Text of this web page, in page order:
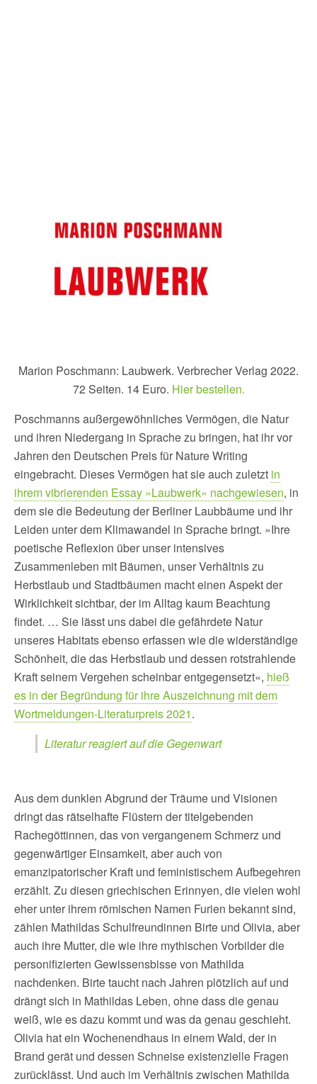
Marion Poschmann: Laubwerk. Verbrecher Verlag 2022.
72 Seiten. 14 Euro. Hier bestellen.
Poschmanns außergewöhnliches Vermögen, die Natur
und ihren Niedergang in Sprache zu bringen, hat ihr vor
Jahren den Deutschen Preis für Nature Writing
eingebracht. Dieses Vermögen hat sie auch zuletzt in
ihrem vibrierenden Essay »Laubwerk« nachgewiesen, in
dem sie die Bedeutung der Berliner Laubbäume und ihr
Leiden unter dem Klimawandel in Sprache bringt. »Ihre
poetische Reflexion über unser intensives
Zusammenleben mit Bäumen, unser Verhältnis zu
Herbstlaub und Stadtbäumen macht einen Aspekt der
Wirklichkeit sichtbar, der im Alltag kaum Beachtung
findet. … Sie lässt uns dabei die gefährdete Natur
unseres Habitats ebenso erfassen wie die widerständige
Schönheit, die das Herbstlaub und dessen rotstrahlende
Kraft seinem Vergehen scheinbar entgegensetzt«, hieß
es in der Begründung für ihre Auszeichnung mit dem
Wortmeldungen-Literaturpreis 2021.
Literatur reagiert auf die Gegenwart
Aus dem dunklen Abgrund der Träume und Visionen
dringt das rätselhafte Flüstern der titelgebenden
Rachegöttinnen, das von vergangenem Schmerz und
gegenwärtiger Einsamkeit, aber auch von
emanzipatorischer Kraft und feministischem Aufbegehren
erzählt. Zu diesen griechischen Erinnyen, die vielen wohl
eher unter ihrem römischen Namen Furien bekannt sind,
zählen Mathildas Schulfreundinnen Birte und Olivia, aber
auch ihre Mutter, die wie ihre mythischen Vorbilder die
personifizierten Gewissensbisse von Mathilda
nachdenken. Birte taucht nach Jahren plötzlich auf und
drängt sich in Mathildas Leben, ohne dass die genau
weiß, wie es dazu kommt und was da genau geschieht.
Olivia hat ein Wochenendhaus in einem Wald, der in
Brand gerät und dessen Schneise existenzielle Fragen
zurücklässt. Und auch im Verhältnis zwischen Mathilda